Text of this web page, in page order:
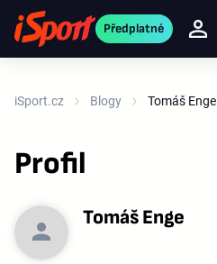
Předplatné
iSport.cz Blogy Tomáš Enge
Profil
Tomáš Enge